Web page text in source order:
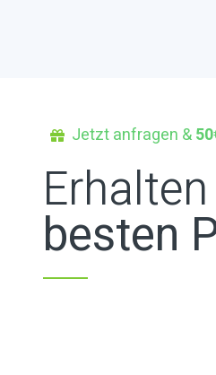
Jetzt anfragen &
besten